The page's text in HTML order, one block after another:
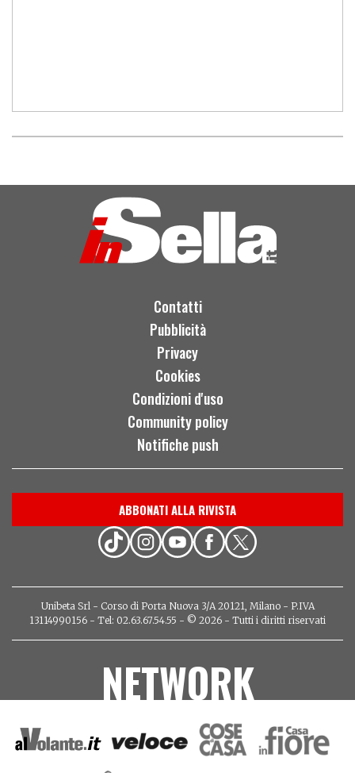
Contatti
Pubblicità
Privacy
Cookies
Condizioni d'uso
Community policy
Notifiche push
ABBONATI ALLA RIVISTA
Unibeta Srl - Corso di Porta Nuova 3/A 20121, Milano - P.IVA
13114990156 - Tel: 02.63.67.54.55 - © 2026 - Tutti i diritti riservati
NETWORK